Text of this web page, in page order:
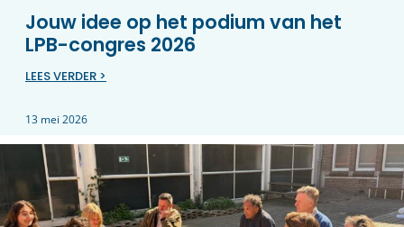
Jouw idee op het podium van het
LPB-congres 2026
LEES VERDER >
13 mei 2026